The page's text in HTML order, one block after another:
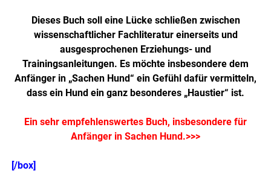
Dieses Buch soll eine Lücke schließen zwischen
wissenschaftlicher Fachliteratur einerseits und
ausgesprochenen Erziehungs- und
Trainingsanleitungen. Es möchte insbesondere dem
Anfänger in „Sachen Hund“ ein Gefühl dafür vermitteln,
dass ein Hund ein ganz besonderes „Haustier“ ist.
Ein sehr empfehlenswertes Buch, insbesondere für
Anfänger in Sachen Hund.>>>
[/box]